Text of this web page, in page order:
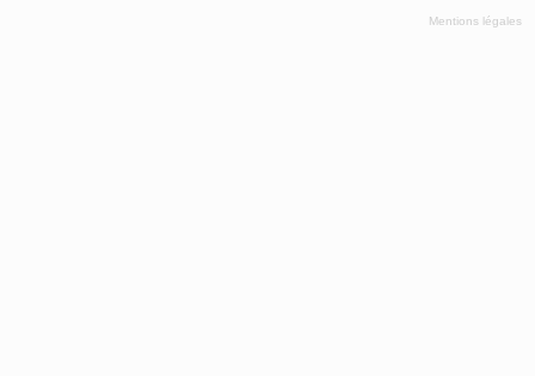
Mentions légales